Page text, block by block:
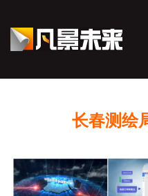
长春测绘